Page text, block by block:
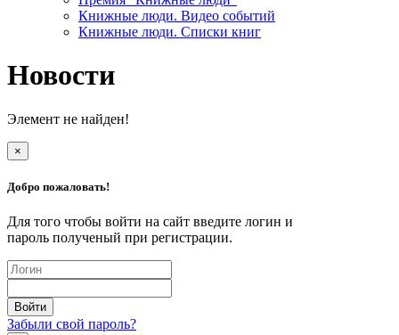
Книжные люди. Видео событий
Книжные люди. Списки книг
Новости
Элемент не найден!
×
Добро пожаловать!
Для того чтобы войти на сайт введите логин и
пароль полученый при регистрации.
Забыли свой пароль?